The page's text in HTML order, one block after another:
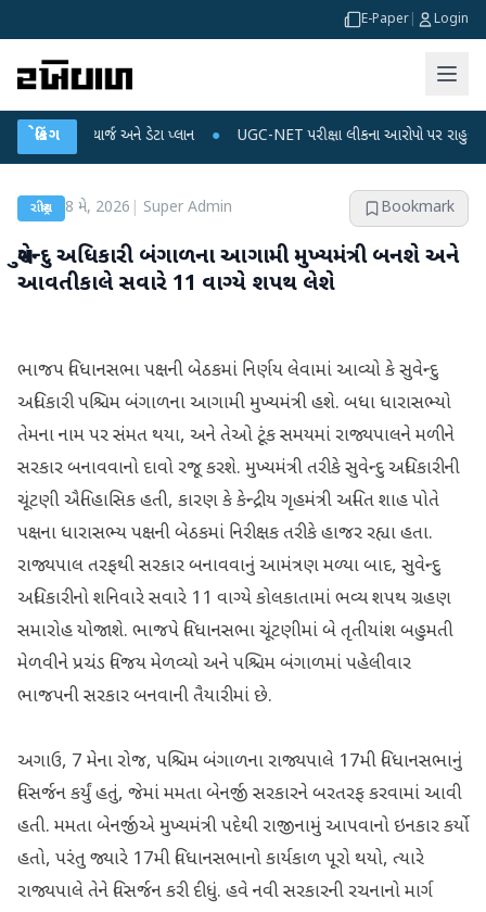
E-Paper Login
બ્રેકિંગ
રિચાર્જ અને ડેટા પ્લાન ● UGC-NET પરીક્ષા લીકના આરોપો પર રાહુલ ગાંધીએ
રાષ્ટ્રીય 8 મે, 2026 Super Admin Bookmark
સુવેન્દુ અધિકારી બંગાળના આગામી મુખ્યમંત્રી બનશે અને
આવતીકાલે સવારે 11 વાગ્યે શપથ લેશે
ભાજપ વિધાનસભા પક્ષની બેઠકમાં નિર્ણય લેવામાં આવ્યો કે સુવેન્દુ
અધિકારી પશ્ચિમ બંગાળના આગામી મુખ્યમંત્રી હશે. બધા ધારાસભ્યો
તેમના નામ પર સંમત થયા, અને તેઓ ટૂંક સમયમાં રાજ્યપાલને મળીને
સરકાર બનાવવાનો દાવો રજૂ કરશે. મુખ્યમંત્રી તરીકે સુવેન્દુ અધિકારીની
ચૂંટણી ઐતિહાસિક હતી, કારણ કે કેન્દ્રીય ગૃહમંત્રી અમિત શાહ પોતે
પક્ષના ધારાસભ્ય પક્ષની બેઠકમાં નિરીક્ષક તરીકે હાજર રહ્યા હતા.
રાજ્યપાલ તરફથી સરકાર બનાવવાનું આમંત્રણ મળ્યા બાદ, સુવેન્દુ
અધિકારીનો શનિવારે સવારે 11 વાગ્યે કોલકાતામાં ભવ્ય શપથ ગ્રહણ
સમારોહ યોજાશે. ભાજપે વિધાનસભા ચૂંટણીમાં બે તૃતીયાંશ બહુમતી
મેળવીને પ્રચંડ વિજય મેળવ્યો અને પશ્ચિમ બંગાળમાં પહેલીવાર
ભાજપની સરકાર બનવાની તૈયારીમાં છે.
અગાઉ, 7 મેના રોજ, પશ્ચિમ બંગાળના રાજ્યપાલે 17મી વિધાનસભાનું
વિસર્જન કર્યું હતું, જેમાં મમતા બેનર્જી સરકારને બરતરફ કરવામાં આવી
હતી. મમતા બેનર્જીએ મુખ્યમંત્રી પદેથી રાજીનામું આપવાનો ઇનકાર કર્યો
હતો, પરંતુ જ્યારે 17મી વિધાનસભાનો કાર્યકાળ પૂરો થયો, ત્યારે
રાજ્યપાલે તેને વિસર્જન કરી દીધું. હવે નવી સરકારની રચનાનો માર્ગ